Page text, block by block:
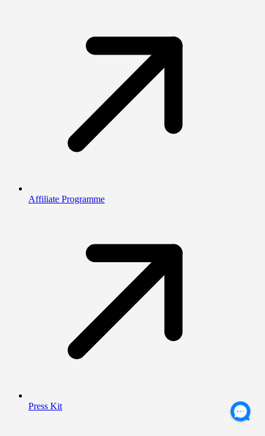
Affiliate Programme
Press Kit